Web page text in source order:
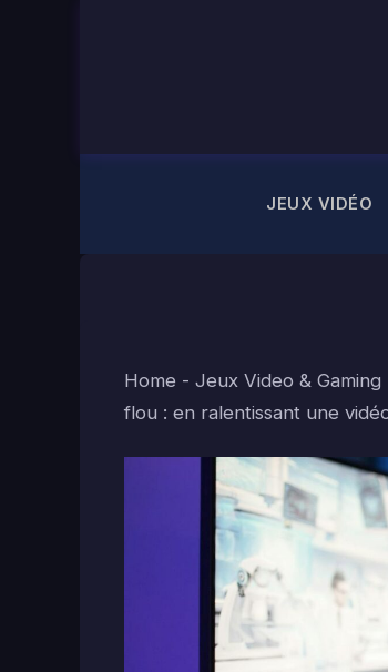
JEUX VIDÉO
Home - Jeux Video & Gaming
flou : en ralentissant une